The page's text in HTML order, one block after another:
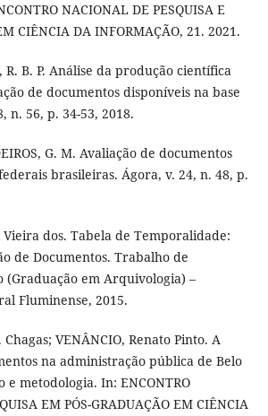
NACIONAL DE PESQUISA E
CIÊNCIA DA INFORMAÇÃO, 21. 2021.
R. B. P. Análise da produção científica
de documentos disponíveis na base
n. 56, p. 34-53, 2018.
G. M. Avaliação de documentos
brasileiras. Ágora, v. 24, n. 48, p.
Vieira dos. Tabela de Temporalidade:
de Documentos. Trabalho de
(Graduação em Arquivologia) –
Fluminense, 2015.
Chagas; VENÂNCIO, Renato Pinto. A
na administração pública de Belo
e metodologia. In: ENCONTRO
EM PÓS-GRADUAÇÃO EM CIÊNCIA